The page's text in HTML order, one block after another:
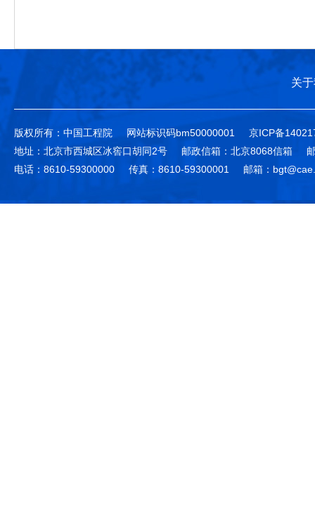
关
版权所有：中国工程院 网站标识码bm50000001
京ICP备
地址：北京市西城区冰窖口胡同2号
邮政信箱：北京8068信箱
电话：8610-59300000
传真：8610-59300001 邮箱：